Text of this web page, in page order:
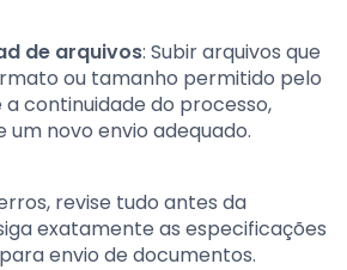
de arquivos: Subir arquivos que
ou tamanho permitido pelo
continuidade do processo,
um novo envio adequado.
revise tudo antes da
exatamente as especificações
envio de documentos.